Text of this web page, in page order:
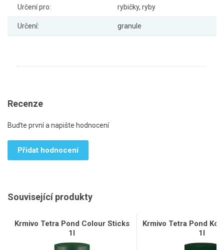
Určení pro: rybičky, ryby
Určení: granule
Recenze
Buďte první a napište hodnocení
Přidat hodnocení
Související produkty
Krmivo Tetra Pond Colour Sticks
1l
Krmivo Tetra Pond Koi
1l